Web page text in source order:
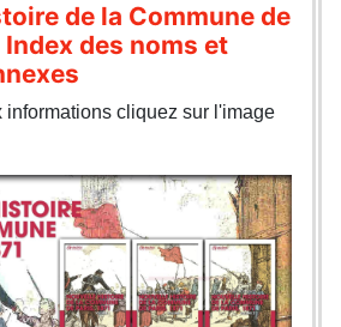
de la Commune de
Index des noms et
informations cliquez sur l'image